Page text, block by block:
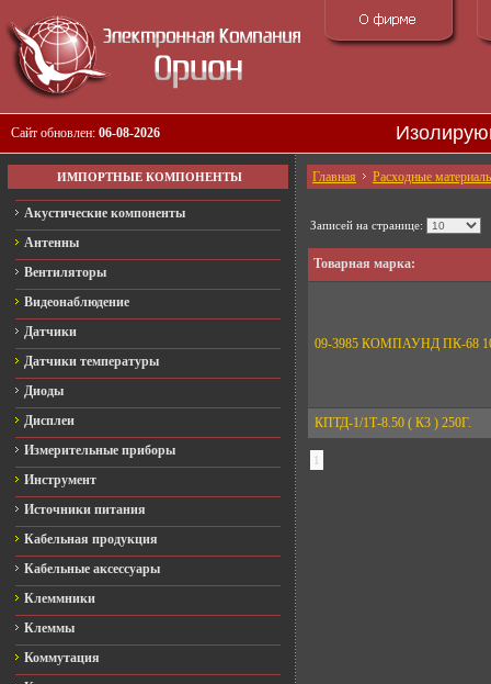
Сайт обновлен: 06-08-2026
ИМПОРТНЫЕ КОМПОНЕНТЫ
Акустические компоненты
Антенны
Вентиляторы
Видеонаблюдение
Датчики
Датчики температуры
Диоды
Дисплеи
Измерительные приборы
Инструмент
Источники питания
Кабельная продукция
Кабельные аксессуары
Клеммники
Клеммы
Коммутация
Главная Расходные
Записей на странице:
Товарная марка:
09-3985 КОМПАУНД ПК-68
КПТД-1/1Т-8.50 ( К3 ) 250Г.
1